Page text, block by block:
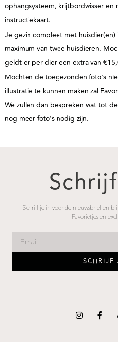
ophangsysteem, krijtbordwisser en
instructiekaart.
Je gezin compleet met
maximum van twee huisdieren.
geldt er per dier een extra van
Mochten de toegezonden foto’s
illustratie te kunnen maken zal
We zullen dan bespreken wat tot
nog meer foto’s nodig zijn.
Schrijf je in voor de nieuwsbrief en
Favorietjes en
SCHRIJF